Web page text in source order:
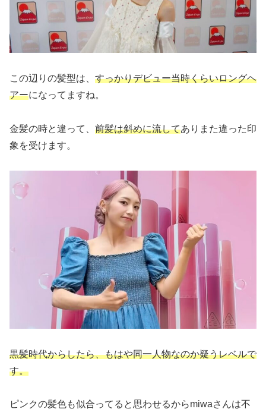
この辺りの髪型は、 すっかりデビュー当時くらいロングヘ
アーになってますね。
金髪の時と違って、 前髪は斜めに流してありまた違った印
象を受けます。
黒髪時代からしたら、もはや同一人物なのか疑うレベルで
す。
ピンクの髪色も似合ってると思わせるからmiwaさんは不